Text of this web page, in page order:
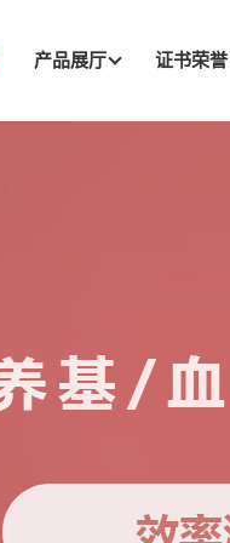
产品展厅 证书荣誉